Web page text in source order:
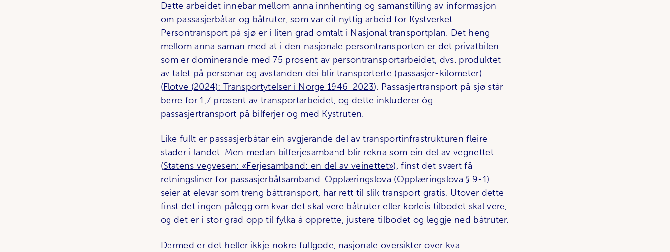
Dette arbeidet innebar mellom anna innhenting og samanstilling av informasjon
om passasjerbåtar og båtruter, som var eit nyttig arbeid for Kystverket.
Persontransport på sjø er i liten grad omtalt i Nasjonal transportplan. Det heng
mellom anna saman med at i den nasjonale persontransporten er det privatbilen
som er dominerande med 75 prosent av persontransportarbeidet, dvs. produktet
av talet på personar og avstanden dei blir transporterte (passasjer-kilometer)
(Flotve (2024): Transportytelser i Norge 1946-2023). Passasjertransport på sjø står
berre for 1,7 prosent av transportarbeidet, og dette inkluderer òg
passasjertransport på bilferjer og med Kystruten.
Like fullt er passasjerbåtar ein avgjerande del av transportinfrastrukturen fleire
stader i landet. Men medan bilferjesamband blir rekna som ein del av vegnettet
(Statens vegvesen: «Ferjesamband: en del av veinettet»), finst det svært få
retningsliner for passasjerbåtsamband. Opplæringslova (Opplæringslova § 9-1)
seier at elevar som treng båttransport, har rett til slik transport gratis. Utover dette
finst det ingen pålegg om kvar det skal vere båtruter eller korleis tilbodet skal vere,
og det er i stor grad opp til fylka å opprette, justere tilbodet og leggje ned båtruter.
Dermed er det heller ikkje nokre fullgode, nasjonale oversikter over kva